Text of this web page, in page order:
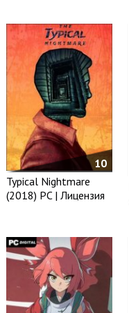
10
Typical Nightmare
(2018) PC | Лицензия